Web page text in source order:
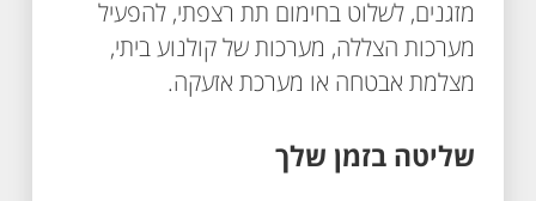
מזגנים, לשלוט בחימום תת רצפתי, להפעיל
מערכות הצללה, מערכות של קולנוע ביתי,
מצלמת אבטחה או מערכת אזעקה.
שליטה בזמן שלך